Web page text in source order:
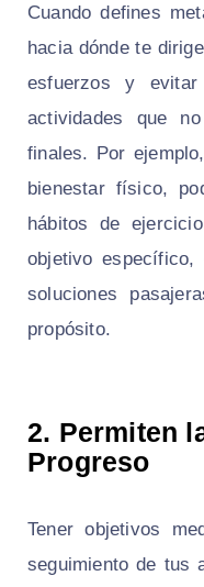
Cuando defines
hacia dónde te
esfuerzos y
actividades que
finales. Por
bienestar físico,
hábitos de
objetivo
soluciones
propósito.
2. Permiten
Progreso
Tener objetivos
seguimiento de tus